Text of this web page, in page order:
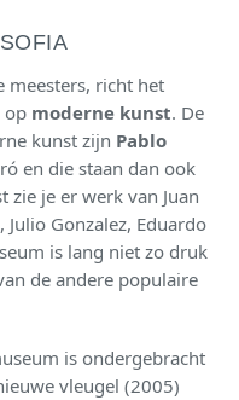
meesters, richt het
op moderne kunst. De
kunst zijn Pablo
en die staan dan ook
zie je er werk van Juan
Julio Gonzalez, Eduardo
is lang niet zo druk
de andere populaire
is ondergebracht
vleugel (2005)